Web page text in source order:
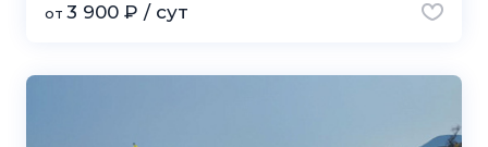
от 3 900 ₽ / сут